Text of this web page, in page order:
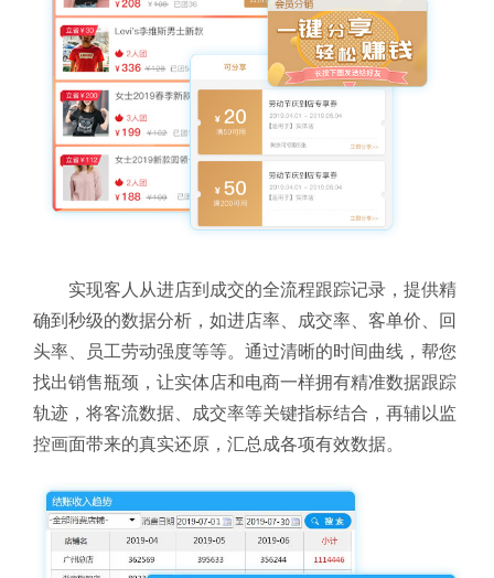
实现客人从进店到成交的全流程跟踪记录，提供精
确到秒级的数据分析，如进店率、成交率、客单价、回
头率、员工劳动强度等等。通过清晰的时间曲线，帮您
找出销售瓶颈，让实体店和电商一样拥有精准数据跟踪
轨迹，将客流数据、成交率等关键指标结合，再辅以监
控画面带来的真实还原，汇总成各项有效数据。